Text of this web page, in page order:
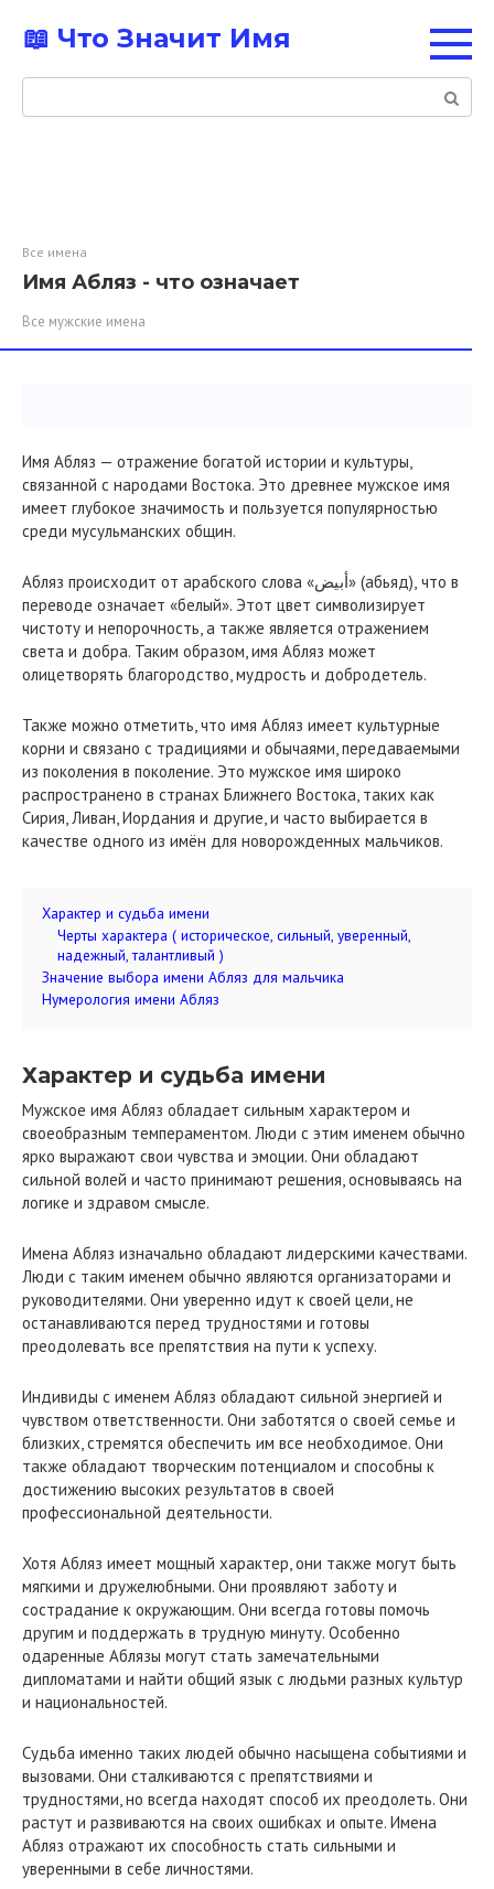
контенту
📖 Что Значит Имя
Поиск:
Все имена
Имя Абляз - что означает
Все мужские имена
Имя Абляз — отражение богатой истории и культуры,
связанной с народами Востока. Это древнее мужское имя
имеет глубокое значимость и пользуется популярностью
среди мусульманских общин.
Абляз происходит от арабского слова «أبيض» (абьяд), что в
переводе означает «белый». Этот цвет символизирует
чистоту и непорочность, а также является отражением
света и добра. Таким образом, имя Абляз может
олицетворять благородство, мудрость и добродетель.
Также можно отметить, что имя Абляз имеет культурные
корни и связано с традициями и обычаями, передаваемыми
из поколения в поколение. Это мужское имя широко
распространено в странах Ближнего Востока, таких как
Сирия, Ливан, Иордания и другие, и часто выбирается в
качестве одного из имён для новорожденных мальчиков.
Характер и судьба имени
Черты характера ( историческое, сильный, уверенный,
надежный, талантливый )
Значение выбора имени Абляз для мальчика
Нумерология имени Абляз
Характер и судьба имени
Мужское имя Абляз обладает сильным характером и
своеобразным темпераментом. Люди с этим именем обычно
ярко выражают свои чувства и эмоции. Они обладают
сильной волей и часто принимают решения, основываясь на
логике и здравом смысле.
Имена Абляз изначально обладают лидерскими качествами.
Люди с таким именем обычно являются организаторами и
руководителями. Они уверенно идут к своей цели, не
останавливаются перед трудностями и готовы
преодолевать все препятствия на пути к успеху.
Индивиды с именем Абляз обладают сильной энергией и
чувством ответственности. Они заботятся о своей семье и
близких, стремятся обеспечить им все необходимое. Они
также обладают творческим потенциалом и способны к
достижению высоких результатов в своей
профессиональной деятельности.
Хотя Абляз имеет мощный характер, они также могут быть
мягкими и дружелюбными. Они проявляют заботу и
сострадание к окружающим. Они всегда готовы помочь
другим и поддержать в трудную минуту. Особенно
одаренные Аблязы могут стать замечательными
дипломатами и найти общий язык с людьми разных культур
и национальностей.
Судьба именно таких людей обычно насыщена событиями и
вызовами. Они сталкиваются с препятствиями и
трудностями, но всегда находят способ их преодолеть. Они
растут и развиваются на своих ошибках и опыте. Имена
Абляз отражают их способность стать сильными и
уверенными в себе личностями.